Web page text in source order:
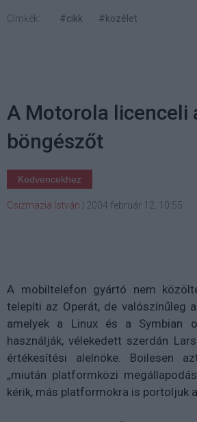
Címkék: #cikk #közélet
A Motorola licenceli
böngészőt
Kedvencekhez
Csizmazia István 2004 február 12. 10:55
A mobiltelefon gyártó nem
telepíti az Operát, de valószínűleg
amelyek a Linux és a Symbian
használják, vélekedett szerdán
értékesítési alelnöke. Boilesen
„miután platformközi
kérik, más platformokra is portoljuk